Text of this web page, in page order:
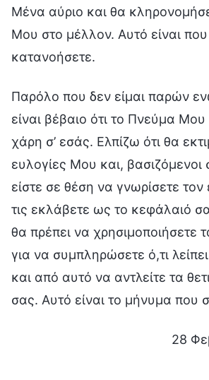
Μένα αύριο και θα
Μου στο μέλλον. Αυτό είναι
κατανοήσετε.
Παρόλο που δεν είμαι παρών
είναι βέβαιο ότι το Πνεύμα Μου
χάρη σ’ εσάς. Ελπίζω ότι θα
ευλογίες Μου και, βασιζόμενοι
είστε σε θέση να γνωρίσετε
τις εκλάβετε ως το κεφάλαιό
θα πρέπει να χρησιμοποιήσετε
για να συμπληρώσετε ό,τι
και από αυτό να αντλείτε τα
σας. Αυτό είναι το μήνυμα που
28